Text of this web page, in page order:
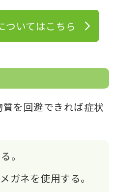
ついてはこちら
を回避できれば症状
。
ガネを使用する。